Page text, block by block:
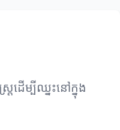
រដើម្បីឈ្នះនៅក្នុង